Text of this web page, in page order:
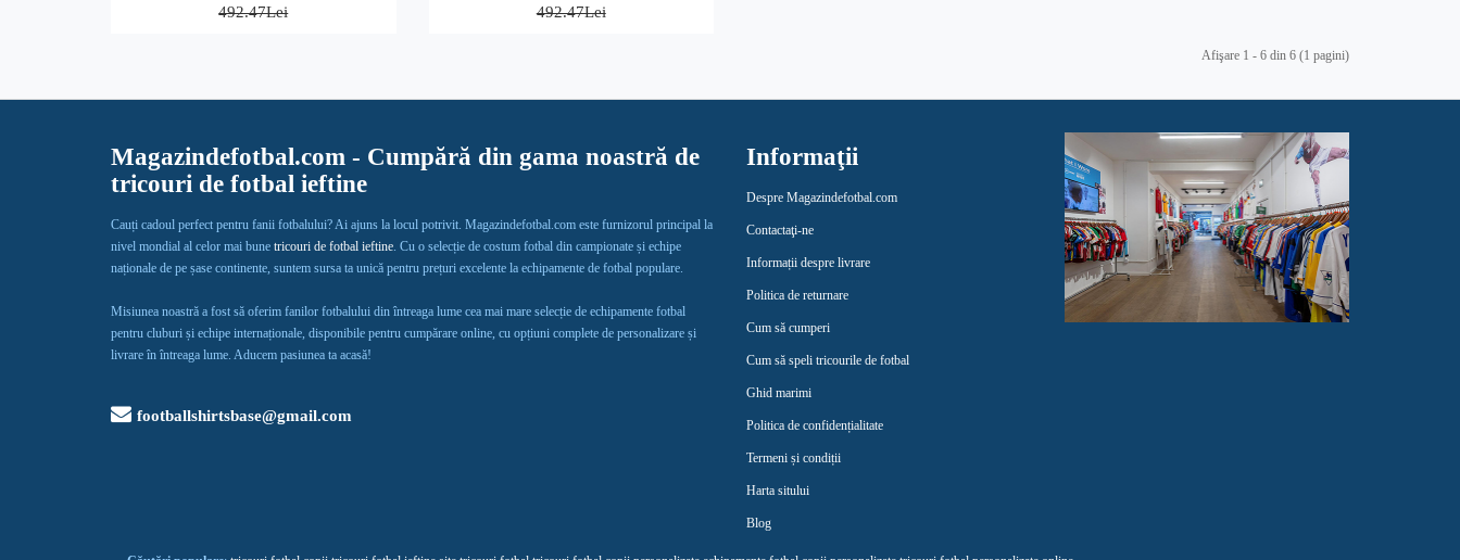
492.47Lei
492.47Lei
Afişare 1 - 6 din 6 (1 pagini)
Magazindefotbal.com - Cumpără din gama noastră de
tricouri de fotbal ieftine
Cauți cadoul perfect pentru fanii fotbalului? Ai ajuns la locul potrivit. Magazindefotbal.com este furnizorul principal la
nivel mondial al celor mai bune tricouri de fotbal ieftine. Cu o selecție de costum fotbal din campionate și echipe
naționale de pe șase continente, suntem sursa ta unică pentru prețuri excelente la echipamente de fotbal populare.
Misiunea noastră a fost să oferim fanilor fotbalului din întreaga lume cea mai mare selecție de echipamente fotbal
pentru cluburi și echipe internaționale, disponibile pentru cumpărare online, cu opțiuni complete de personalizare și
livrare în întreaga lume. Aducem pasiunea ta acasă!
footballshirtsbase@gmail.com
Informaţii
Despre Magazindefotbal.com
Contactaţi-ne
Informații despre livrare
Politica de returnare
Cum să cumperi
Cum să speli tricourile de fotbal
Ghid marimi
Politica de confidențialitate
Termeni și condiții
Harta sitului
Blog